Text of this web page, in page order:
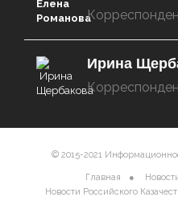
Ирина
© 2015-2021
Главная
Новости Российского